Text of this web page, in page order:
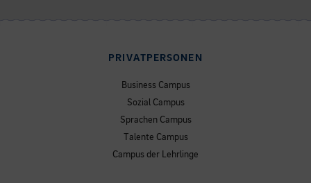
PRIVATPERSONEN
Business Campus
Sozial Campus
Sprachen Campus
Talente Campus
Campus der Lehrlinge